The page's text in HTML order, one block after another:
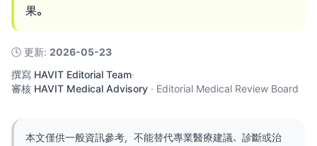
果。
🕓 更新: 2026-05-23
撰寫 HAVIT Editorial Team·
審核 HAVIT Medical Advisory · Editorial Medical Review Board
本文僅供一般資訊參考，不能替代專業醫療建議、診斷或治